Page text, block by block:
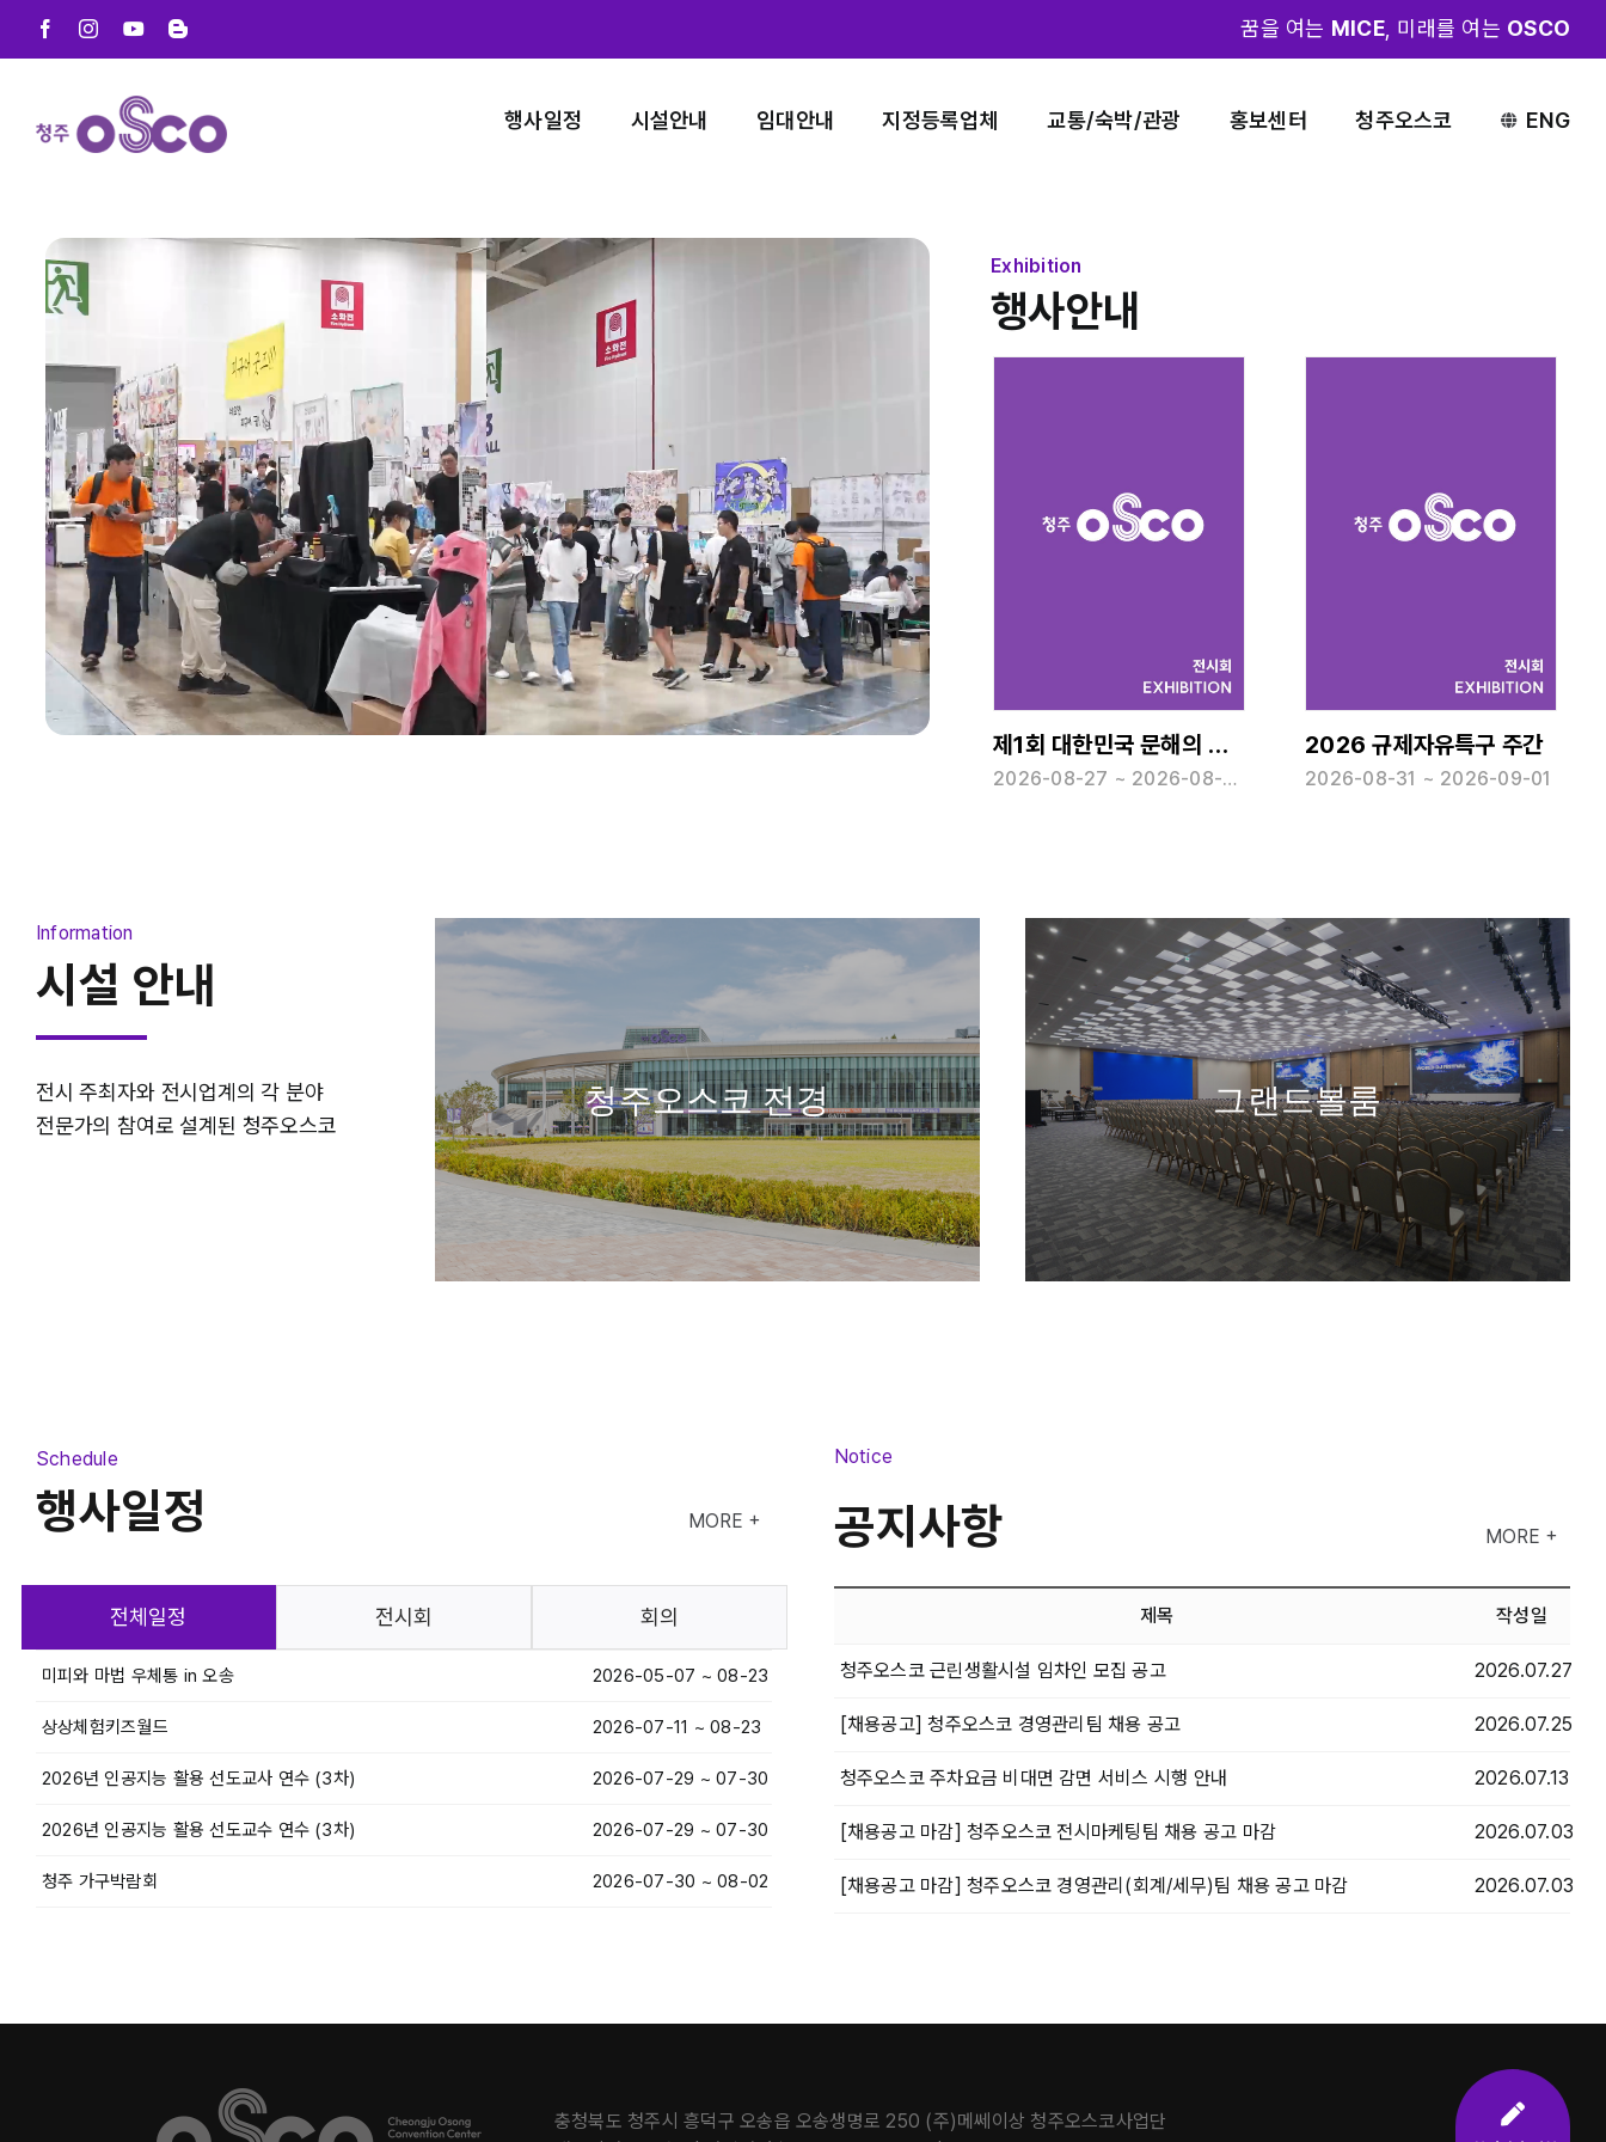
FacebookInstagramYouTubeBlogger 꿈을 여는 MICE, 미래를 여는 OSCO
행사일정 시설안내 임대안내 지정등록업체 교통/숙박/관광 홍보센터 청주오스코 ENG
Exhibition
행사안내
2026 청주펫친소 WRO KOREA 2026(월드로봇올림피아드 한국대회) 2026 월드로봇올림피아드 한국대회 제1회 대한민국 문해의 달 및 컨퍼런스
2026-08-27 ~ 2026-08-28
2026 규제자유특구 주간
2026-08-31 ~ 2026-09-01
Information
시설 안내
전시 주최자와 전시업계의 각 분야
전문가의 참여로 설계된 청주오스코
전시장 청주오스코 전경
중회의실 소회의실 그랜드볼룸
Schedule
행사일정 MORE +
전체일정 전시회 회의
미피와 마법 우체통 in 오송 2026-05-07 ~ 08-23
상상체험키즈월드 2026-07-11 ~ 08-23
2026년 인공지능 활용 선도교사 연수 (3차) 2026-07-29 ~ 07-30
2026년 인공지능 활용 선도교수 연수 (3차) 2026-07-29 ~ 07-30
청주 가구박람회 2026-07-30 ~ 08-02
Notice
공지사항 MORE +
제목 작성일
청주오스코 근린생활시설 임차인 모집 공고 2026.07.27
[채용공고] 청주오스코 경영관리팀 채용 공고 2026.07.25
청주오스코 주차요금 비대면 감면 서비스 시행 안내 2026.07.13
[채용공고 마감] 청주오스코 전시마케팅팀 채용 공고 마감 2026.07.03
[채용공고 마감] 청주오스코 경영관리(회계/세무)팀 채용 공고 마감 2026.07.03
충청북도 청주시 흥덕구 오송읍 오송생명로 250 (주)메쎄이상 청주오스코사업단